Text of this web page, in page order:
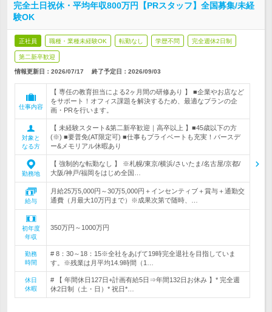
完全土日祝休・平均年収800万円【PRスタッフ】全国募集/未経
験OK
正社員 職種・業種未経験OK 転勤なし 学歴不問 完全週休2日制
第二新卒歓迎
情報更新日：2026/07/17 終了予定日： 2026/09/03
仕事内容
【 専任の教育担当による2ヶ月間の研修あり 】 ■企業やお店など
をサポート！オフィス課題を解決するため、最適なプランの企
画・PRを行います。
対象と
なる方
【 未経験スタート&第二新卒歓迎｜高卒以上 】■45歳以下の方
(※) ■要普免(AT限定可) ■仕事もプライベートも充実！バースデ
ー&メモリアル休暇あり
勤務地
【 強制的な転勤なし 】 ※札幌/東京/横浜/さいたま/名古屋/京都/
大阪/神戸/福岡をはじめ全国…
給与
月給25万5,000円～30万5,000円＋インセンティブ＋賞与＋通勤交
通費（月最大10万円まで）※成果次第で随時、…
初年度
年収
350万円～1000万円
勤務
時間
# 8：30～18：15※全社をあげて19時完全退社を目指していま
す。※残業は月平均14.9時間（1…
休日
休暇
# 【 年間休日127日+計画有給5日⇒年間132日お休み 】* 完全週
休2日制（土・日）* 祝日*…